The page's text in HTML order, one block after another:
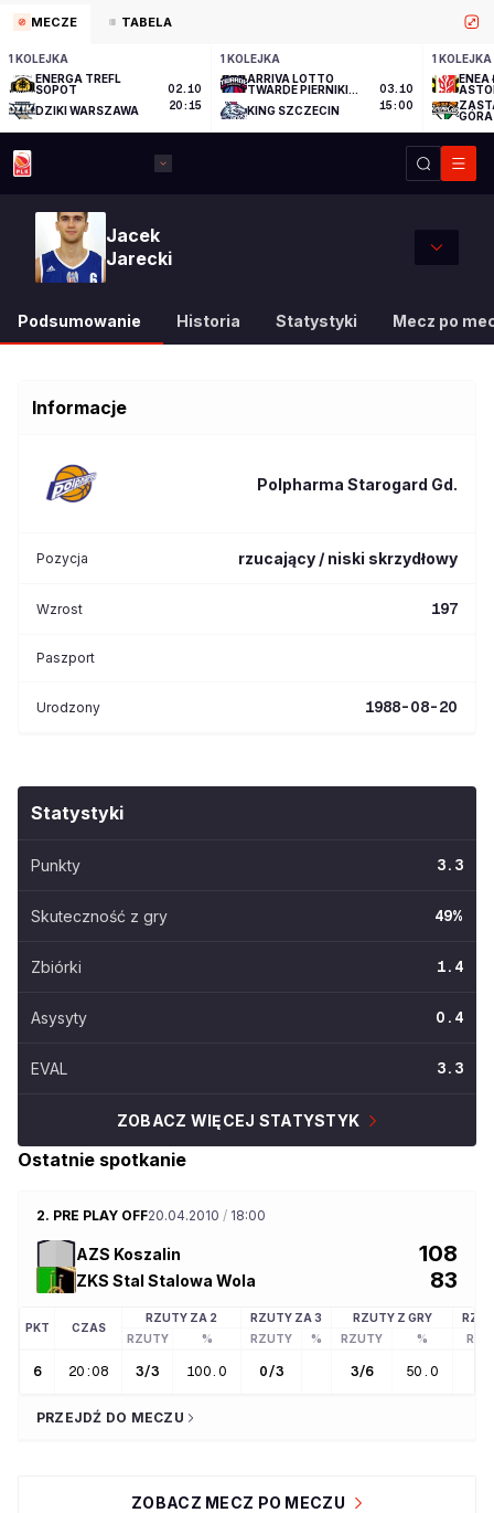
MECZE TABELA
1 KOLEJKA
ENERGA TREFL
SOPOT
DZIKI WARSZAWA
02.10
20:15
1 KOLEJKA
ARRIVA LOTTO
TWARDE PIERNIKI
KING SZCZECIN
03.10
15:00
1 KOLEJKA
ENEA
GÓRA
Jacek
Jarecki
Podsumowanie Historia Statystyki Mecz po
Informacje
Polpharma Starogard Gd.
Pozycja rzucający / niski skrzydłowy
Wzrost 197
Paszport
Urodzony 1988-08-20
Statystyki
Punkty 3.3
Skuteczność z gry 49%
Zbiórki 1.4
Asysyty 0.4
EVAL 3.3
ZOBACZ WIĘCEJ STATYSTYK
Ostatnie spotkanie
2. PRE PLAY OFF20.04.2010 / 18:00
AZS Koszalin 108
ZKS Stal Stalowa Wola 83
PKT CZAS
RZUTY ZA 2 RZUTY ZA 3 RZUTY Z GRY
RZUTY
% RZUTY % RZUTY %
6 20:08 3/3 100.0 0/3 3/6 50.0
PRZEJDŹ DO MECZU
ZOBACZ MECZ PO MECZU